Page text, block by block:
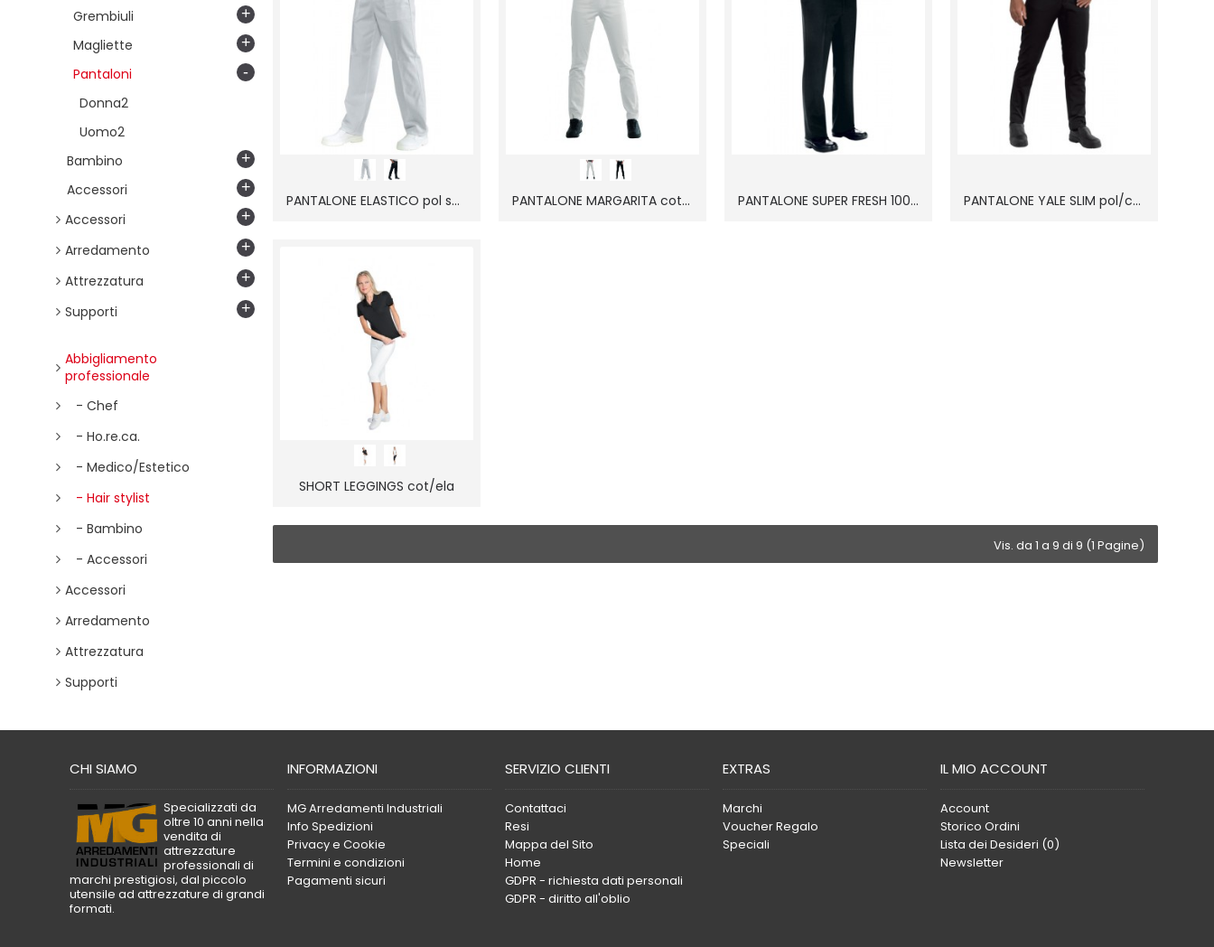
Grembiuli
+
Magliette
+
Pantaloni
-
Donna2
Uomo2
Bambino
+
Accessori
+
Accessori
+
Arredamento
+
Attrezzatura
+
Supporti
+
Abbigliamento
professionale
- Chef
- Ho.re.ca.
- Medico/Estetico
- Hair stylist
- Bambino
- Accessori
Accessori
Arredamento
Attrezzatura
Supporti
PANTALONE ELASTICO pol superdry PANTALONE MARGARITA cot/ela PANTALONE SUPER FRESH 100% pol PANTALONE YALE SLIM pol/cot
SHORT LEGGINGS cot/ela
Vis. da 1 a 9 di 9 (1 Pagine)
CHI SIAMO
Specializzati da
oltre 10 anni nella
vendita di
attrezzature
professionali di
marchi prestigiosi, dal piccolo
utensile ad attrezzature di grandi
formati.
INFORMAZIONI
MG Arredamenti Industriali
Info Spedizioni
Privacy e Cookie
Termini e condizioni
Pagamenti sicuri
SERVIZIO CLIENTI
Contattaci
Resi
Mappa del Sito
Home
GDPR - richiesta dati personali
GDPR - diritto all'oblio
EXTRAS
Marchi
Voucher Regalo
Speciali
IL MIO ACCOUNT
Account
Storico Ordini
Lista dei Desideri (0)
Newsletter